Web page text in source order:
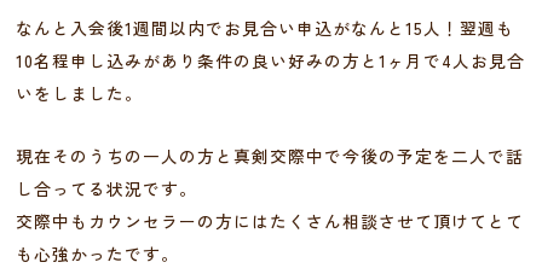
なんと入会後1週間以内でお見合い申込がなんと15人！翌週も
10名程申し込みがあり条件の良い好みの方と1ヶ月で4人お見合
いをしました。
現在そのうちの一人の方と真剣交際中で今後の予定を二人で話
し合ってる状況です。
交際中もカウンセラーの方にはたくさん相談させて頂けてとて
も心強かったです。